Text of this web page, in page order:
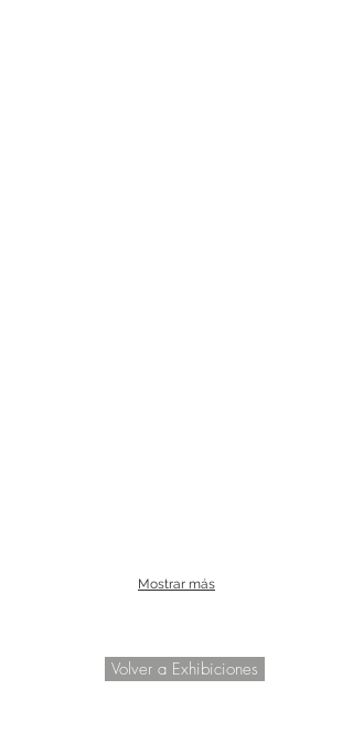
Mostrar más
Volver a Exhibiciones